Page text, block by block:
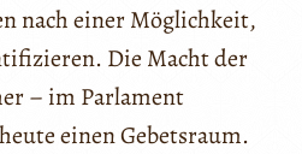
nach einer Möglichkeit,
Die Macht der
– im Parlament
einen Gebetsraum.